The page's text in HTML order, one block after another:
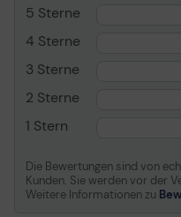
Internes Protokoll
SATA III (6 Gbps)
Sequentielles Lesen
4 KB Random Read
4 KB Random Write
Erweiterung und
5 Sterne
4 Sterne
3 Sterne
2 Sterne
1 Stern
Die Bewertungen sind von
Kunden. Sie werden vor der
Weitere Informationen zu